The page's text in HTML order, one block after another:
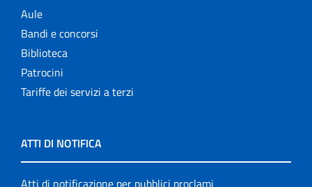
Aule
Bandi e concorsi
Biblioteca
Patrocini
Tariffe dei servizi a terzi
ATTI DI NOTIFICA
Atti di notificazione per pubblici proclami